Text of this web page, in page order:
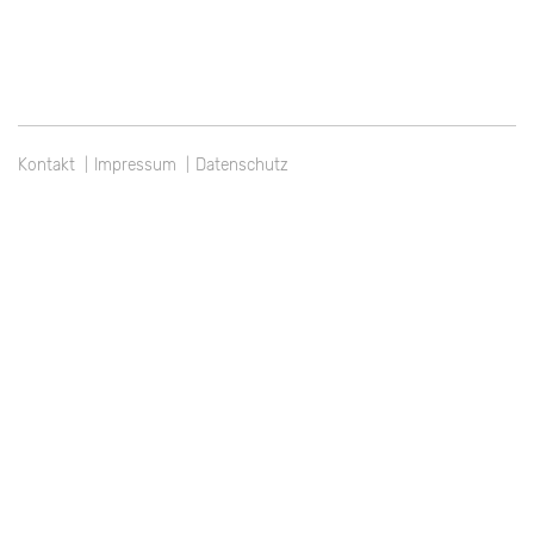
Kontakt Impressum Datenschutz